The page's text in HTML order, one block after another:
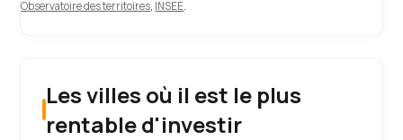
Observatoire des territoires, INSEE.
Les villes où il est le plus
rentable d'investir